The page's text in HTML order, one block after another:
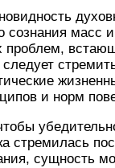
сознания масс
проблем,
и норм
стремилась
сущность